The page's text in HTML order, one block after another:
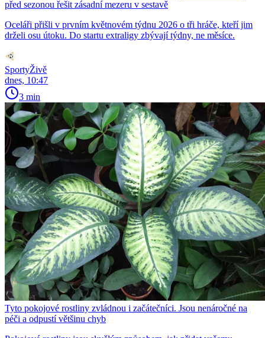
před sezonou řešit zásadní mezeru v sestavě
Oceláři přišli v prvním květnovém týdnu 2026 o tři hráče, kteří jim
drželi osu útoku. Do startu extraligy zbývají týdny, ne měsíce.
SportyŽivě
dnes, 10:47
3 min
Tyto pokojové rostliny zvládnou i začátečníci. Jsou nenáročné na
péči a odpustí většinu chyb